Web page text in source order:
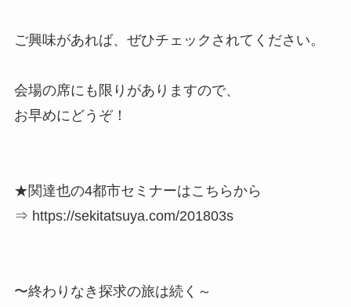
ご興味があれば、ぜひチェックされてください。
会場の席にも限りがありますので、
お早めにどうぞ！
★関達也の4都市セミナーはこちらから
⇒ https://sekitatsuya.com/201803s
〜終わりなき探求の旅は続く～